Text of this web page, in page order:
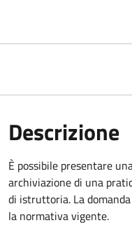
Descrizione
È possibile presentare
archiviazione di una
di istruttoria. La
la normativa vigente.